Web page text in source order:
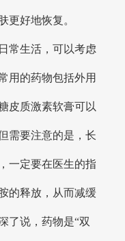
更好地恢复。
常生活，可以考虑
用的药物包括外用
皮质激素软膏可以
需要注意的是，长
一定要在医生的指
的释放，从而减缓
了说，药物是“双